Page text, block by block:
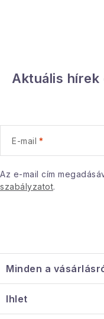
Aktuális hírek
E-mail
Az e-mail cím
szabályzatot.
á
b
é
Minden a
Információ a
Ihlet